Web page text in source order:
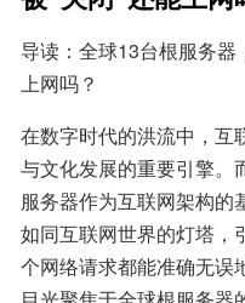
导读：全球13台根服务器
上网吗？
在数字时代的洪流中，互
与文化发展的重要引擎。
服务器作为互联网架构的
如同互联网世界的灯塔，
个网络请求都能准确无误